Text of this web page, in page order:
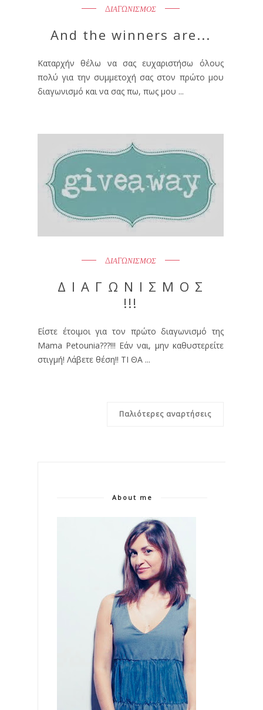
ΔΙΑΓΩΝΙΣΜΟΣ
And the winners are...
Καταρχήν θέλω να σας ευχαριστήσω όλους
πολύ για την συμμετοχή σας στον πρώτο μου
διαγωνισμό και να σας πω, πως μου ...
ΔΙΑΓΩΝΙΣΜΟΣ
Δ Ι Α Γ Ω Ν Ι Σ Μ Ο Σ
!!!
Είστε έτοιμοι για τον πρώτο διαγωνισμό της
Mama Petounia???!!! Εάν ναι, μην καθυστερείτε
στιγμή! Λάβετε θέση!! ΤΙ ΘΑ ...
Παλιότερες αναρτήσεις
About me